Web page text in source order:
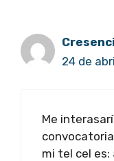
24 de
Me
mi tel cel es: